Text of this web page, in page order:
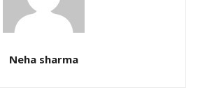
Neha sharma